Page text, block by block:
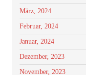
März, 2024
Februar, 2024
Januar, 2024
Dezember, 2023
November, 2023